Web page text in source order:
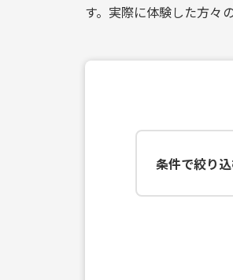
す。実際に体験した方々
条件で絞り